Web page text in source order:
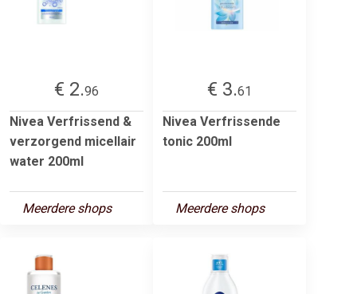
€ 2.96
Nivea Verfrissend &
verzorgend micellair
water 200ml
Meerdere shops
€ 3.61
Nivea Verfrissende
tonic 200ml
Meerdere shops